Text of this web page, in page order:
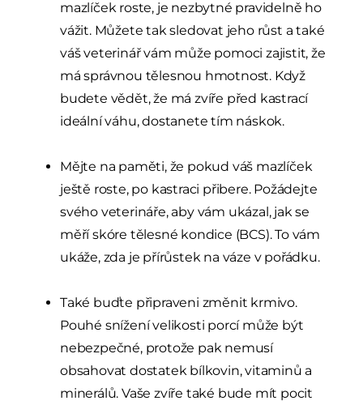
mazlíček roste, je nezbytné pravidelně ho
vážit. Můžete tak sledovat jeho růst a také
váš veterinář vám může pomoci zajistit, že
má správnou tělesnou hmotnost. Když
budete vědět, že má zvíře před kastrací
ideální váhu, dostanete tím náskok.
Mějte na paměti, že pokud váš mazlíček
ještě roste, po kastraci přibere. Požádejte
svého veterináře, aby vám ukázal, jak se
měří skóre tělesné kondice (BCS). To vám
ukáže, zda je přírůstek na váze v pořádku.
Také buďte připraveni změnit krmivo.
Pouhé snížení velikosti porcí může být
nebezpečné, protože pak nemusí
obsahovat dostatek bílkovin, vitaminů a
minerálů. Vaše zvíře také bude mít pocit